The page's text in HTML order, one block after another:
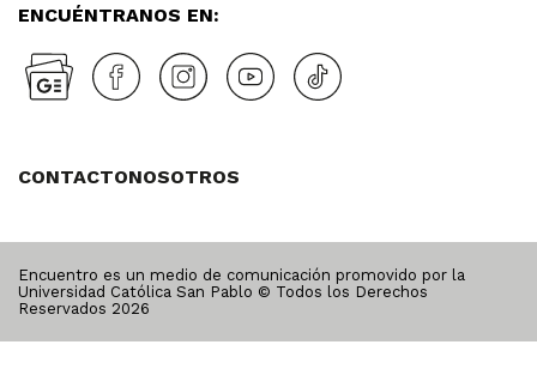
ENCUÉNTRANOS EN:
CONTACTONOSOTROS
Encuentro es un medio de comunicación promovido por la
Universidad Católica San Pablo © Todos los Derechos
Reservados 2026